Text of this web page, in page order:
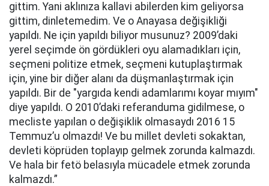
gittim. Yani aklınıza kallavi abilerden kim geliyorsa
gittim, dinletemedim. Ve o Anayasa değişikliği
yapıldı. Ne için yapıldı biliyor musunuz? 2009’daki
yerel seçimde ön gördükleri oyu alamadıkları için,
seçmeni politize etmek, seçmeni kutuplaştırmak
için, yine bir diğer alanı da düşmanlaştırmak için
yapıldı. Bir de "yargıda kendi adamlarımı koyar mıyım"
diye yapıldı. O 2010’daki referanduma gidilmese, o
mecliste yapılan o değişiklik olmasaydı 2016 15
Temmuz’u olmazdı! Ve bu millet devleti sokaktan,
devleti köprüden toplayıp gelmek zorunda kalmazdı.
Ve hala bir fetö belasıyla mücadele etmek zorunda
kalmazdı.”